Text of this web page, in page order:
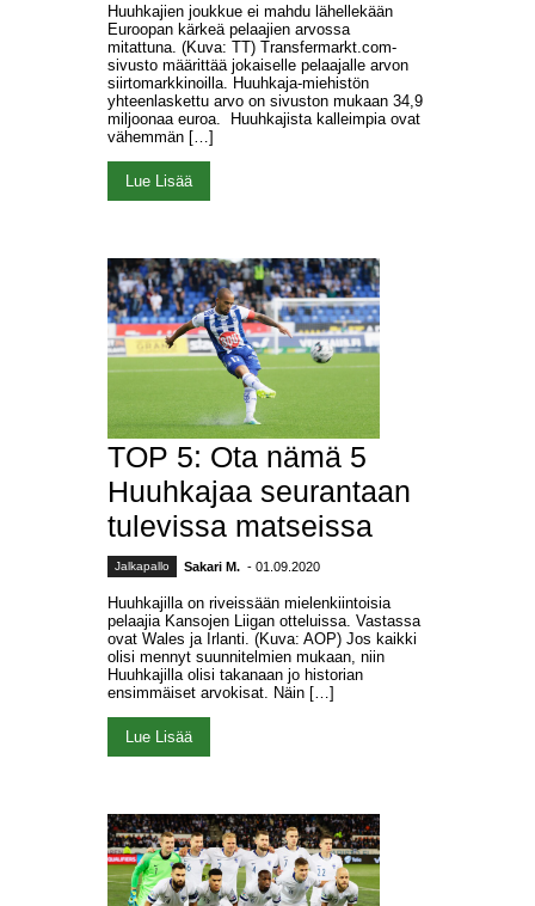
Huuhkajien joukkue ei mahdu lähellekään
Euroopan kärkeä pelaajien arvossa
mitattuna. (Kuva: TT) Transfermarkt.com-
sivusto määrittää jokaiselle pelaajalle arvon
siirtomarkkinoilla. Huuhkaja-miehistön
yhteenlaskettu arvo on sivuston mukaan 34,9
miljoonaa euroa. Huuhkajista kalleimpia ovat
vähemmän […]
Lue Lisää
TOP 5: Ota nämä 5
Huuhkajaa seurantaan
tulevissa matseissa
Jalkapallo Sakari M. - 01.09.2020
Huuhkajilla on riveissään mielenkiintoisia
pelaajia Kansojen Liigan otteluissa. Vastassa
ovat Wales ja Irlanti. (Kuva: AOP) Jos kaikki
olisi mennyt suunnitelmien mukaan, niin
Huuhkajilla olisi takanaan jo historian
ensimmäiset arvokisat. Näin […]
Lue Lisää